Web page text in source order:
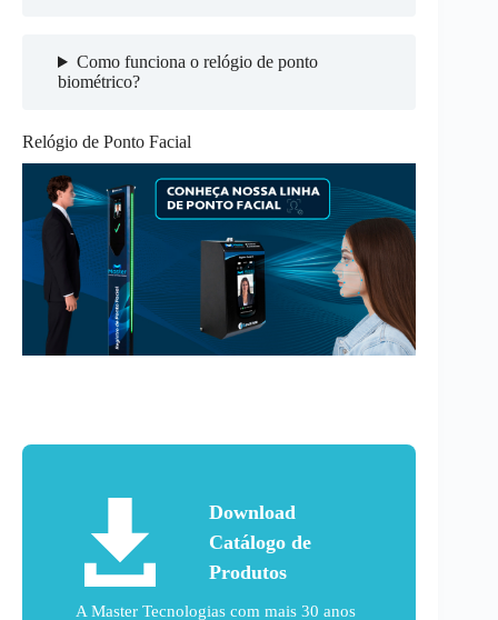
Como funciona o relógio de ponto
biométrico?
Relógio de Ponto Facial
Download
Catálogo de
Produtos
A Master Tecnologias com mais 30 anos